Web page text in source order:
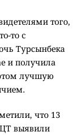
того,
то с
Турсынбека
и получила
лучшую
что 13
выявили